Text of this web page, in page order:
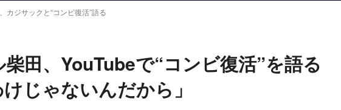
カジサックと“コンビ復活”語る
田、YouTubeで“コンビ復活”を語る
じゃないんだから」